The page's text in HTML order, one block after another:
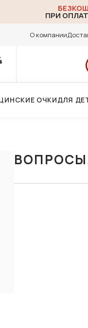
ПРИ
О компании
ОЧКИДЛЯ